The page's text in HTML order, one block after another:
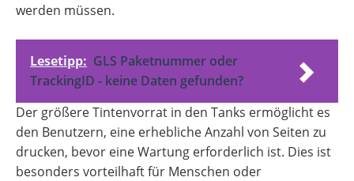
werden müssen.
Lesetipp: GLS Paketnummer oder
TrackingID - keine Daten gefunden?
Der größere Tintenvorrat in den Tanks ermöglicht es
den Benutzern, eine erhebliche Anzahl von Seiten zu
drucken, bevor eine Wartung erforderlich ist. Dies ist
besonders vorteilhaft für Menschen oder